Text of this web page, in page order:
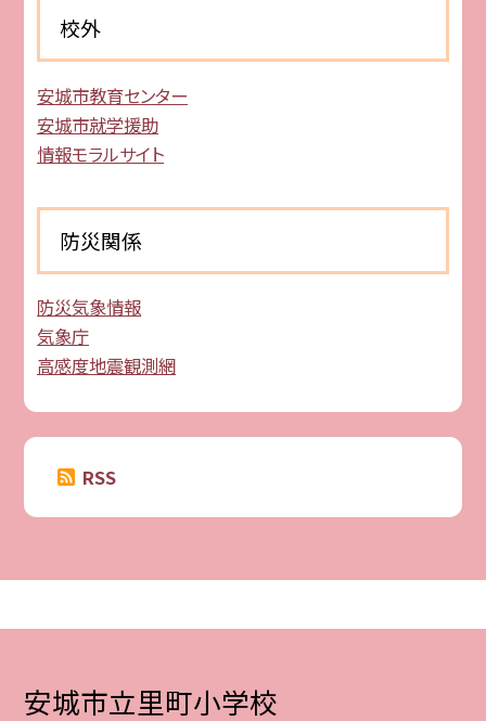
校外
安城市教育センター
安城市就学援助
情報モラルサイト
防災関係
防災気象情報
気象庁
高感度地震観測網
RSS
安城市立里町小学校